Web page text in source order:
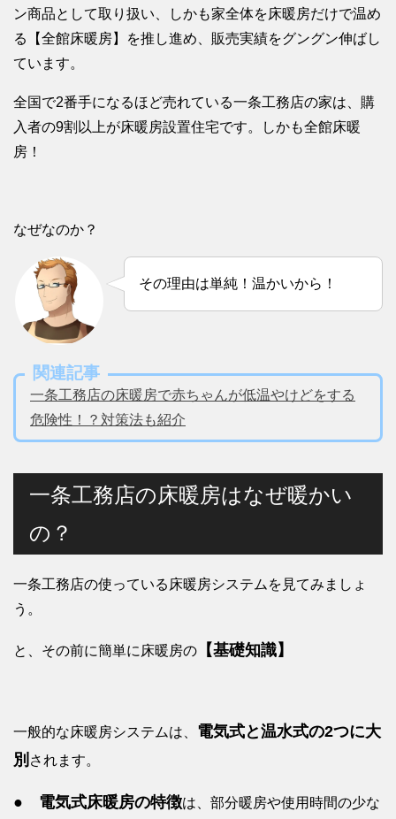
ン商品として取り扱い、しかも家全体を床暖房だけで温め
る【全館床暖房】を推し進め、販売実績をグングン伸ばし
ています。
全国で2番手になるほど売れている一条工務店の家は、購
入者の9割以上が床暖房設置住宅です。しかも全館床暖
房！
なぜなのか？
その理由は単純！温かいから！
関連記事
一条工務店の床暖房で赤ちゃんが低温やけどをする
危険性！？対策法も紹介
一条工務店の床暖房はなぜ暖かい
の？
一条工務店の使っている床暖房システムを見てみましょ
う。
と、その前に簡単に床暖房の 【基礎知識】
一般的な床暖房システムは、 電気式と温水式の2つに大
別 されます。
● 電気式床暖房の特徴は、部分暖房や使用時間の少な